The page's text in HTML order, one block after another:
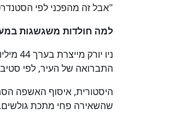
"אבל זה מהפכני לפי הסטנדרטים של ניו יורק כי במשך 50
למה חולדות משגשגות
התברואה של העיר, לפי סטיבן
שהשאירה פחי מתכת גולשים.